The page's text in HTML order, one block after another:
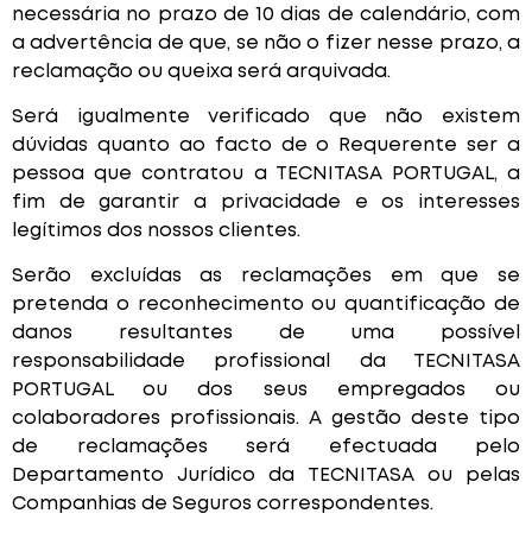
necessária no prazo de 10 dias de calendário, com
a advertência de que, se não o fizer nesse prazo, a
reclamação ou queixa será arquivada.
Será igualmente verificado que não existem
dúvidas quanto ao facto de o Requerente ser a
pessoa que contratou a TECNITASA PORTUGAL, a
fim de garantir a privacidade e os interesses
legítimos dos nossos clientes.
Serão excluídas as reclamações em que se
pretenda o reconhecimento ou quantificação de
danos resultantes de uma possível
responsabilidade profissional da TECNITASA
PORTUGAL ou dos seus empregados ou
colaboradores profissionais. A gestão deste tipo
de reclamações será efectuada pelo
Departamento Jurídico da TECNITASA ou pelas
Companhias de Seguros correspondentes.